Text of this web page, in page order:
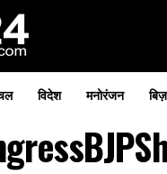
विदेश मनोरंजन